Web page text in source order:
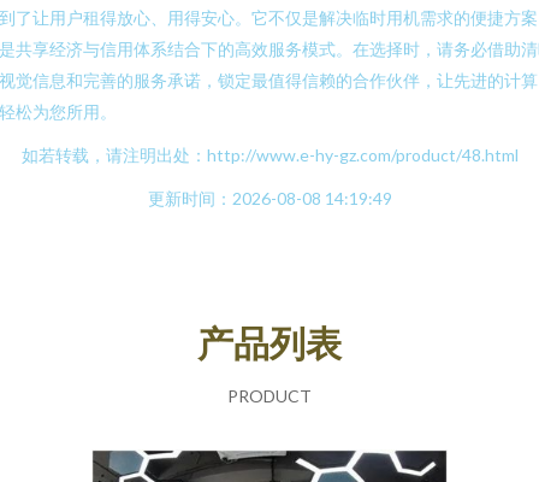
了让用户租得放心、用得安心。它不仅是解决临时用机需求的便捷方
共享经济与信用体系结合下的高效服务模式。在选择时，请务必借助
觉信息和完善的服务承诺，锁定最值得信赖的合作伙伴，让先进的计
松为您所用。
如若转载，请注明出处：http://www.e-hy-gz.com/product/48.html
更新时间：2026-08-08 14:19:49
产品列表
PRODUCT